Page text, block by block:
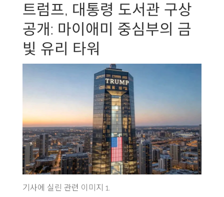
트럼프, 대통령 도서관 구상
공개: 마이애미 중심부의 금
빛 유리 타워
기사에 실린 관련 이미지 1.